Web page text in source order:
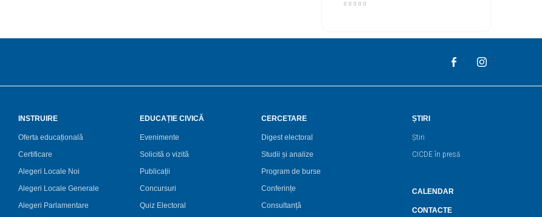
INSTRUIRE
Oferta educațională
Certificare
Alegeri Locale Noi
Alegeri Locale Generale
Alegeri Parlamentare
EDUCAȚIE CIVICĂ
Evenimente
Solicită o vizită
Publicații
Concursuri
Quiz Electoral
CERCETARE
Digest electoral
Studii și analize
Program de burse
Conferințe
Consultanță
ȘTIRI
Știri
CICDE în presă
CALENDAR
CONTACTE